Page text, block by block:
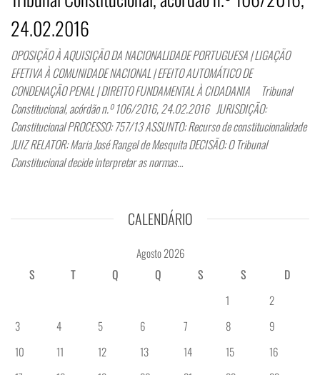
24.02.2016
OPOSIÇÃO À AQUISIÇÃO DA NACIONALIDADE PORTUGUESA | LIGAÇÃO
EFETIVA À COMUNIDADE NACIONAL | EFEITO AUTOMÁTICO DE
CONDENAÇÃO PENAL | DIREITO FUNDAMENTAL À CIDADANIA Tribunal
Constitucional, acórdão n.º 106/2016, 24.02.2016 JURISDIÇÃO:
Constitucional PROCESSO: 757/13 ASSUNTO: Recurso de constitucionalidade
JUIZ RELATOR: Maria José Rangel de Mesquita DECISÃO: O Tribunal
Constitucional decide interpretar as normas…
CALENDÁRIO
Agosto 2026
S
T Q Q S S
D
1
2
3
4 5 6 7 8
9
10
11 12 13 14 15
16